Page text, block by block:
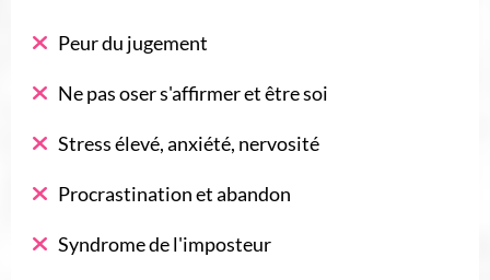
Peur du jugement
Ne pas oser s'affirmer et être soi
Stress élevé, anxiété, nervosité
Procrastination et abandon
Syndrome de l'imposteur